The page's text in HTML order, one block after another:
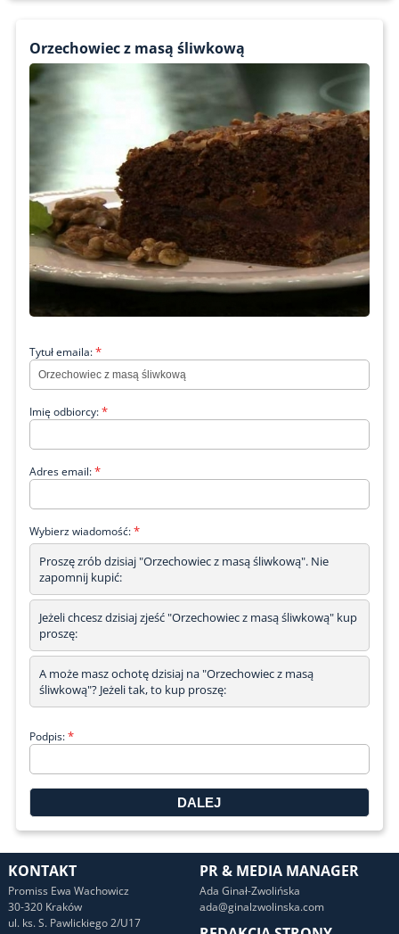
Orzechowiec z masą śliwkową
Tytuł emaila:*
Imię odbiorcy:*
Adres email:*
Wybierz wiadomość:*
Proszę zrób dzisiaj "Orzechowiec z masą śliwkową". Nie
zapomnij kupić:
Jeżeli chcesz dzisiaj zjeść "Orzechowiec z masą śliwkową" kup
proszę:
A może masz ochotę dzisiaj na "Orzechowiec z masą
śliwkową"? Jeżeli tak, to kup proszę:
Podpis:*
KONTAKT
Promiss Ewa Wachowicz
30-320 Kraków
ul. ks. S. Pawlickiego 2/U17
PR & MEDIA MANAGER
Ada Ginał-Zwolińska
ada@ginalzwolinska.com